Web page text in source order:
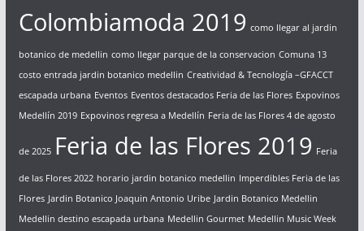
Colombiamoda 2019 como llegar al jardin
botanico de medellin como llegar parque de la conservacion Comuna 13
costo entrada jardin botanico medellin Creatividad & Tecnología –GFACCT
escapada urbana Eventos Eventos destacados Feria de las Flores Expovinos
Medellín 2019 Expovinos regresa a Medellín Feria de las Flores 4 de agosto
de 2025 Feria de las Flores 2019 Feria
de las Flores 2022 horario jardin botanico medellin Imperdibles Feria de las
Flores Jardin Botanico Joaquin Antonio Uribe Jardin Botanico Medellin
Medellin destino escapada urbana Medellin Gourmet Medellin Music Week